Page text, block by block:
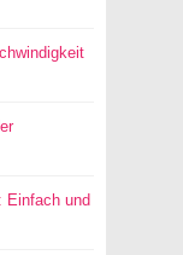
Einfach und